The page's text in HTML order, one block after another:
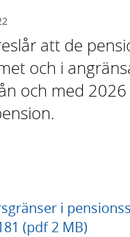
att de
och i
och med
i
(pdf 2 MB)